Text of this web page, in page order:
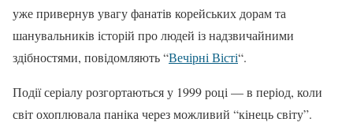
уже привернув увагу фанатів корейських дорам та
шанувальників історій про людей із надзвичайними
здібностями, повідомляють “Вечірні Вісті“.
Події серіалу розгортаються у 1999 році — в період, коли
світ охоплювала паніка через можливий “кінець світу”.